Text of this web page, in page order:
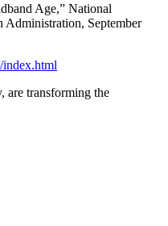
Age,” National
Administration, September
are transforming the